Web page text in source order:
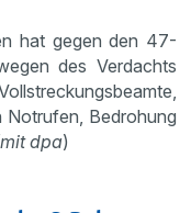
hat gegen den 47-
des Verdachts
Notrufen, Bedrohung
dpa)